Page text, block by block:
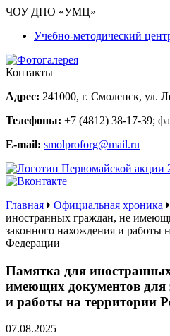
ЧОУ ДПО «УМЦ»
Учебно-методический
Контакты
Адрес: 241000, г. Смоленск, ул.
Телефоны: +7 (4812) 38-17-39;
E-mail: smolproforg@mail.ru
Главная Официальная хроника
иностранных граждан, не
законного нахождения и работы
Федерации
Памятка для
имеющих документов для
и работы на территории
07.08.2025